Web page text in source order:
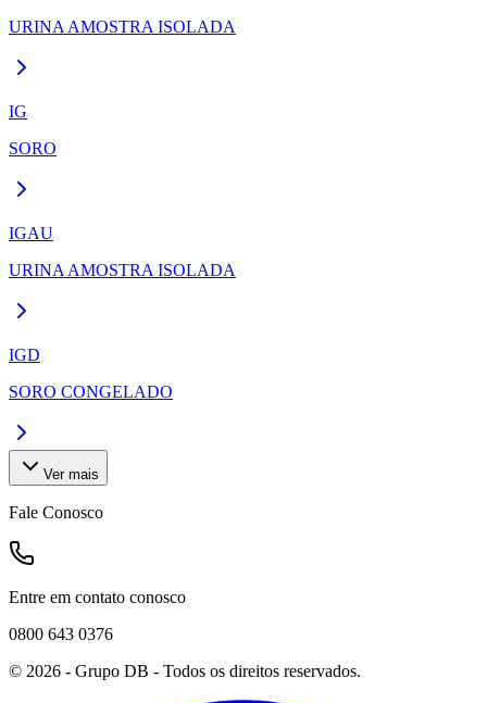
URINA AMOSTRA ISOLADA
IG
SORO
IGAU
URINA AMOSTRA ISOLADA
IGD
SORO CONGELADO
Ver mais
Fale Conosco
Entre em contato conosco
0800 643 0376
© 2026 - Grupo DB - Todos os direitos reservados.